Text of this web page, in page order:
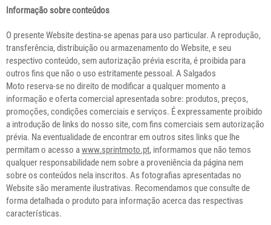
Informação sobre conteúdos
O presente Website destina-se apenas para uso particular. A reprodução,
transferência, distribuição ou armazenamento do Website, e seu
respectivo conteúdo, sem autorização prévia escrita, é proibida para
outros fins que não o uso estritamente pessoal. A Salgados
Moto reserva-se no direito de modificar a qualquer momento a
informação e oferta comercial apresentada sobre: produtos, preços,
promoções, condições comerciais e serviços. É expressamente proibido
a introdução de links do nosso site, com fins comerciais sem autorização
prévia. Na eventualidade de encontrar em outros sites links que lhe
permitam o acesso awww.sprintmoto.pt, informamos que não temos
qualquer responsabilidade nem sobre a proveniência da página nem
sobre os conteúdos nela inscritos. As fotografias apresentadas no
Website são meramente ilustrativas. Recomendamos que consulte de
forma detalhada o produto para informação acerca das respectivas
características.